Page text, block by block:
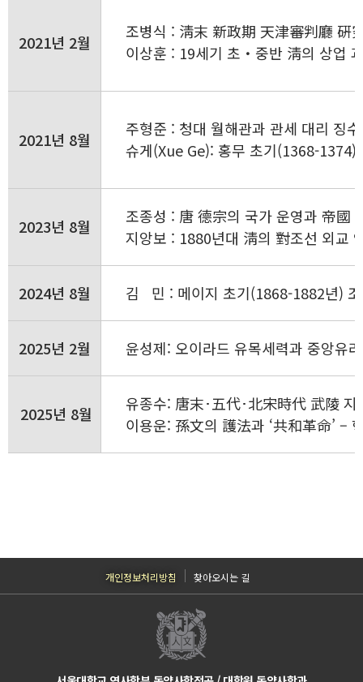
2021년 2월
조병식 : 淸末 新政期 天津審判廳 硏
이상훈 : 19세기 초・중반 淸의 상업
2021년 8월
주형준 : 청대 월해관과 관세 대리 징
슈게(Xue Ge): 홍무 초기(1368-1374)
2023년 8월
조종성 : 唐 德宗의 국가 운영과 帝國
지앙보 : 1880년대 淸의 對조선 외교
2024년 8월 김 민 : 메이지 초기(1868-1882년)
2025년 2월 윤성제: 오이라드 유목세력과 중앙유
2025년 8월
유종수: 唐末･五代･北宋時代 武陵
이용운: 孫文의 護法과 ‘共和革命’ –
개인정보처리방침 찾아오시는 길